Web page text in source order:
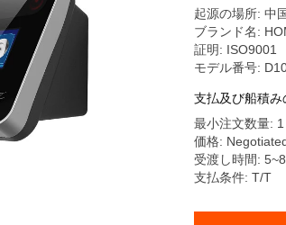
起源の場所: 中
ブランド名:
証明: ISO9001
モデル番号:
支払及び船積み
最小注文数量: 1
価格:
受渡し時間:
支払条件: T/T